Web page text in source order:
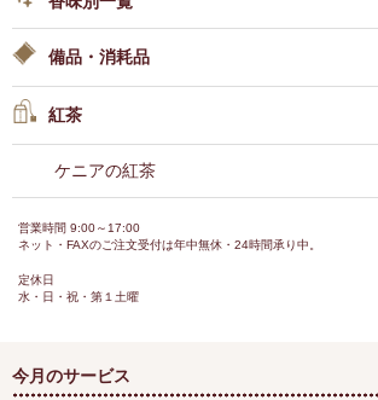
備品・消耗品
紅茶
ケニアの紅茶
営業時間 9:00～17:00
ネット・FAXのご注文受付は年中無休・24時間承り中。
定休日
水・日・祝・第１土曜
今月のサービス